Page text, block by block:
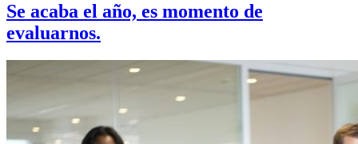
Se acaba el año, es momento de
evaluarnos.